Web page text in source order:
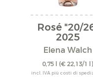
Rosé "20/
2025
Elena Walch
0,75 l (€ 22,13/1 l)
incl. IVA più costi di